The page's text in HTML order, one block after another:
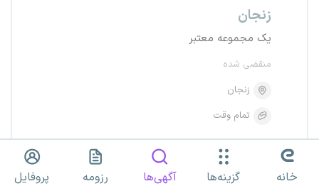
زنجان
یک مجموعه معتبر
منقضی شده
زنجان
تمام وقت
بازرس خانه گزینه‌ها آگهی‌ها رزومه پروفایل